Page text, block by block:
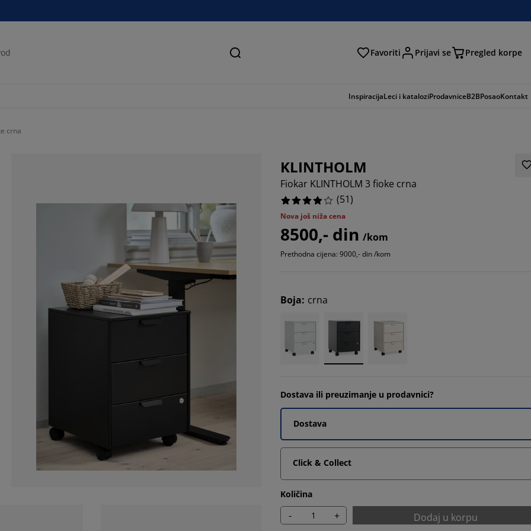
Pretraga Favoriti Prijavi se Pregled korpe
InspiracijaLeci i kataloziProdavniceB2BPosaoKontakt
crna
KLINTHOLM
Fiokar KLINTHOLM 3 fioke crna
(51)
Nova još niža cena
8500,- din /kom
Prethodna cijena: 9000,- din /kom
Boja: crna
Dostava ili preuzimanje u prodavnici?
Dostava
Click & Collect
Količina
- + Dodaj u korpu
52.94117647058824%
17.647058823529413%
7.8431372549019605%
11.76470588235294%
9.803921568627452%